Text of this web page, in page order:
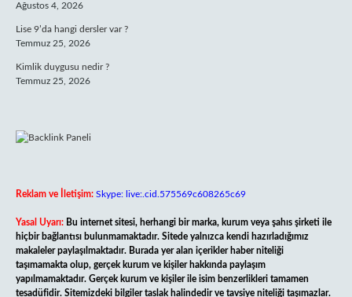
Ağustos 4, 2026
Lise 9’da hangi dersler var ?
Temmuz 25, 2026
Kimlik duygusu nedir ?
Temmuz 25, 2026
Reklam ve İletişim: Skype: live:.cid.575569c608265c69
Yasal Uyarı: Bu internet sitesi, herhangi bir marka, kurum veya şahıs şirketi ile
hiçbir bağlantısı bulunmamaktadır. Sitede yalnızca kendi hazırladığımız
makaleler paylaşılmaktadır. Burada yer alan içerikler haber niteliği
taşımamakta olup, gerçek kurum ve kişiler hakkında paylaşım
yapılmamaktadır. Gerçek kurum ve kişiler ile isim benzerlikleri tamamen
tesadüfidir. Sitemizdeki bilgiler taslak halindedir ve tavsiye niteliği taşımazlar.